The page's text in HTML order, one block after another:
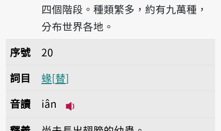
四個階段。種類繁多，約有九萬種，
分布世界各地。
序號20蝝
序號
20
詞目
蝝 替
音讀
iân